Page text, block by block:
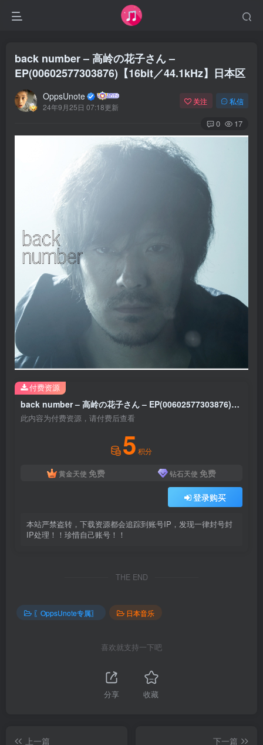
back number – 高岭の花子さん –
EP(00602577303876)【16bit／44.1kHz】日本区
OppsUnote
24年9月25日 07:18更新
关注 私信
0 17
back number – 高岭の花子さん – EP(00602577303876)【16bit／44.1kHz】日本区
此内容为付费资源，请付费后查看
5 积分
黄金天使 免费 钻石天使 免费
登录购买
本站严禁盗转，下载资源都会追踪到账号IP，发现一律封号封
IP处理！！珍惜自己账号！！
付费资源
THE END
〖OppsUnote专属〗 日本音乐
喜欢就支持一下吧
分享 收藏
上一篇
下一篇